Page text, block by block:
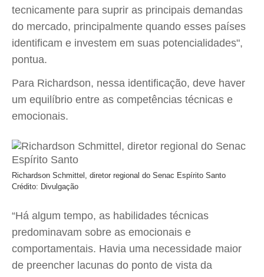
tecnicamente para suprir as principais demandas
do mercado, principalmente quando esses países
identificam e investem em suas potencialidades",
pontua.
Para Richardson, nessa identificação, deve haver
um equilíbrio entre as competências técnicas e
emocionais.
Richardson Schmittel, diretor regional do Senac Espírito Santo
Crédito: Divulgação
“Há algum tempo, as habilidades técnicas
predominavam sobre as emocionais e
comportamentais. Havia uma necessidade maior
de preencher lacunas do ponto de vista da